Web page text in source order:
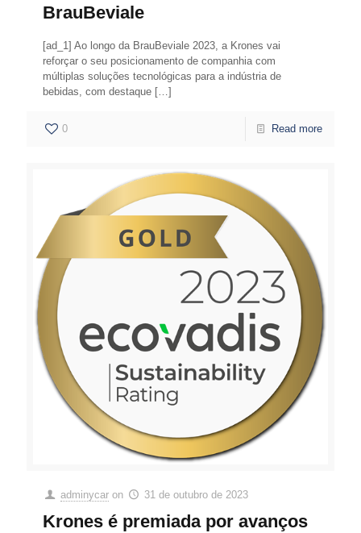
BrauBeviale
[ad_1] Ao longo da BrauBeviale 2023, a Krones vai
reforçar o seu posicionamento de companhia com
múltiplas soluções tecnológicas para a indústria de
bebidas, com destaque […]
0 Read more
adminycar on 31 de outubro de 2023
Krones é premiada por avanços